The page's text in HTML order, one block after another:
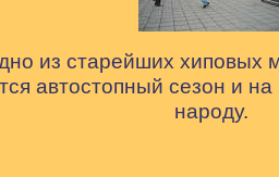
из старейших хиповых
автостопный сезон и
народу.